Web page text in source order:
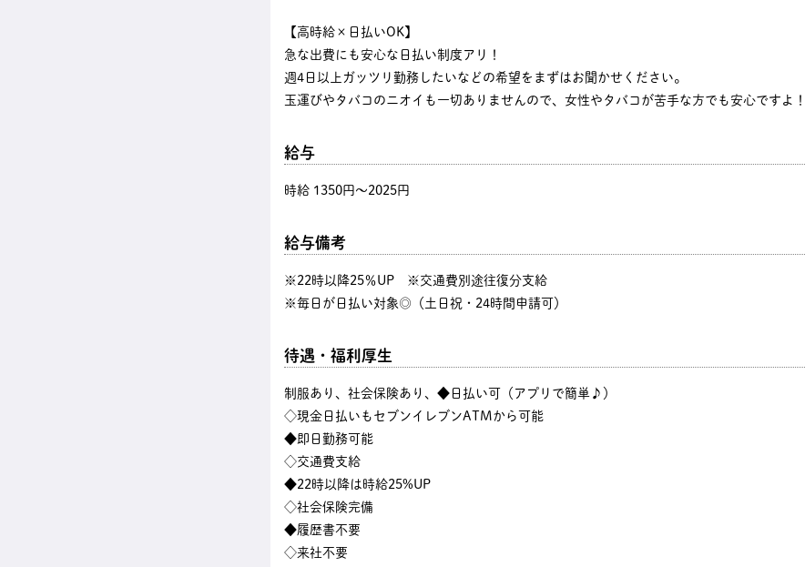
【高時給×日払いOK】
急な出費にも安心な日払い制度アリ！
週4日以上ガッツリ勤務したいなどの希望をまずはお聞かせください。
玉運びやタバコのニオイも一切ありませんので、女性やタバコが苦手な方でも安心ですよ！
給与
時給 1350円〜2025円
給与備考
※22時以降25％UP ※交通費別途往復分支給
※毎日が日払い対象◎（土日祝・24時間申請可）
待遇・福利厚生
制服あり、社会保険あり、◆日払い可（アプリで簡単♪）
◇現金日払いもセブンイレブンATMから可能
◆即日勤務可能
◇交通費支給
◆22時以降は時給25%UP
◇社会保険完備
◆履歴書不要
◇来社不要